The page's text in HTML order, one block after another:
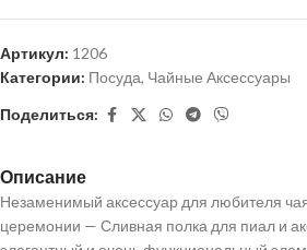
Артикул: 1206
Категории: Посуда, Чайные Аксессуары
Поделиться:
Описание
Незаменимый аксессуар для любителя
церемонии — Сливная полка для пиал и